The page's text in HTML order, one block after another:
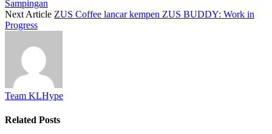
Sampingan
Next Article ZUS Coffee lancar kempen ZUS BUDDY: Work in
Progress
Team KLHype
Related Posts